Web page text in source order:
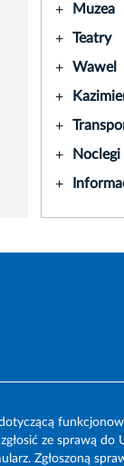
+ Muzea
+ Teatry
+ Wawel
+
+
+ Noclegi
+
ze sprawą do
Zgłoszoną